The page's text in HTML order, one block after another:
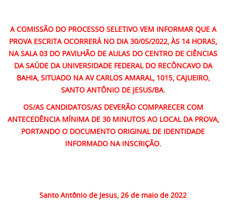
A COMISSÃO DO PROCESSO SELETIVO VEM INFORMAR QUE A
PROVA ESCRITA OCORRERÁ NO DIA 30/05/2022, ÀS 14 HORAS,
NA SALA 03 DO PAVILHÃO DE AULAS DO CENTRO DE CIÊNCIAS
DA SAÚDE DA UNIVERSIDADE FEDERAL DO RECÔNCAVO DA
BAHIA, SITUADO NA AV CARLOS AMARAL, 1015, CAJUEIRO,
SANTO ANTÔNIO DE JESUS/BA.
OS/AS CANDIDATOS/AS DEVERÃO COMPARECER COM
ANTECEDÊNCIA MÍNIMA DE 30 MINUTOS AO LOCAL DA PROVA,
PORTANDO O DOCUMENTO ORIGINAL DE IDENTIDADE
INFORMADO NA INSCRIÇÃO.
Santo Antônio de Jesus, 26 de maio de 2022